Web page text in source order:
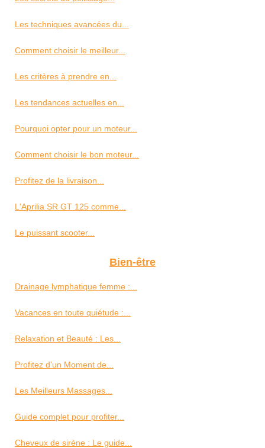
Les techniques avancées du...
Comment choisir le meilleur...
Les critères à prendre en...
Les tendances actuelles en...
Pourquoi opter pour un moteur...
Comment choisir le bon moteur...
Profitez de la livraison...
L'Aprilia SR GT 125 comme...
Le puissant scooter...
Bien-être
Drainage lymphatique femme :...
Vacances en toute quiétude :...
Relaxation et Beauté : Les...
Profitez d'un Moment de...
Les Meilleurs Massages...
Guide complet pour profiter...
Cheveux de sirène : Le guide...